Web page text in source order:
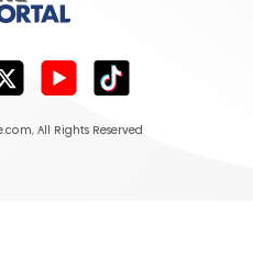
, All Rights Reserved